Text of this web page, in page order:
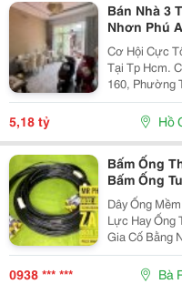
Bán Nhà 3
Nhơn Phú
Sổ Hồng
Cơ Hội Cực
Tại Tp Hcm.
160, Phường
Cũ). Vị Trí Nhà Nằm Trong Khu Dân Cư Ổn Định, Giao
Thông
5,18 tỷ Hồ
Bấm Ống
Bấm Ống
Bọc Lưới ,
Ống Thủy
Bấm Ống
4Sn
Dây Ống Mềm Thủy
Lực Hay Ống
Gia Cố Bằng
Dụng Để Vận
Thống Thủy
Truyền Lực...
0938 *** *** Bà